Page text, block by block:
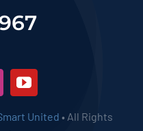
United • All Rights